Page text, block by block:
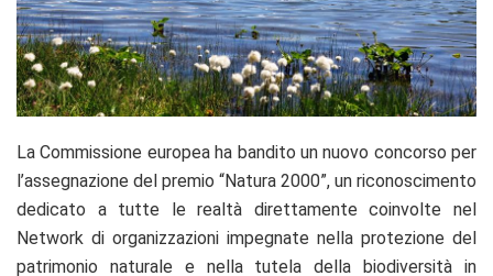
La Commissione europea ha bandito un nuovo concorso per
l’assegnazione del premio “Natura 2000”, un riconoscimento
dedicato a tutte le realtà direttamente coinvolte nel
Network di organizzazioni impegnate nella protezione del
patrimonio naturale e nella tutela della biodiversità in